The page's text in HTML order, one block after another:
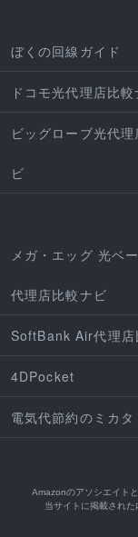
ぼくの回線ガイド
ドコモ光代理店比較
ビッグローブ光代理
ビ
メガ・エッグ 光ベ
代理店比較ナビ
SoftBank Air代理店
4DPocket
電気代節約のミカタ
Amazonのアソシエイト
当サイトに掲載された